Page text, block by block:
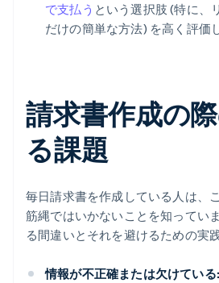
で支払う という選択肢 (特に、
だけの簡単な方法) を高く評価
請求書作成の
る課題
毎日請求書を作成している人は、
筋縄ではいかないことを知ってい
る間違いとそれを避けるための実
情報が不正確または欠けている: